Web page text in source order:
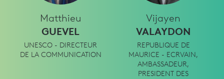
Matthieu
GUEVEL
UNESCO - DIRECTEUR
DE LA COMMUNICATION
Vijayen
VALAYDON
REPUBLIQUE DE
MAURICE - ECRVAIN,
AMBASSADEUR,
PRESIDENT DES